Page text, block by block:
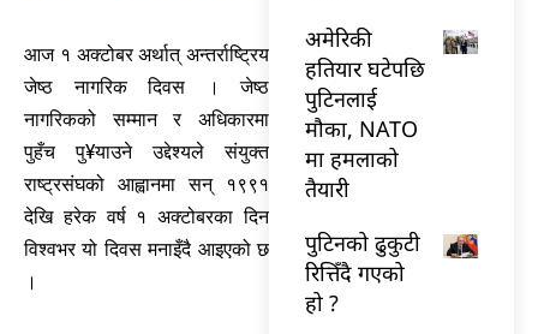
आज १ अक्टोबर अर्थात् अन्तर्राष्ट्रिय
जेष्ठ नागरिक दिवस । जेष्ठ
नागरिकको सम्मान र अधिकारमा
पुहँच पु¥याउने उद्देश्यले संयुक्त
राष्ट्रसंघको आह्वानमा सन् १९९१
देखि हरेक वर्ष १ अक्टोबरका दिन
विश्वभर यो दिवस मनाइँदै आइएको छ
।
अमेरिकी
हतियार घटेपछि
पुटिनलाई
मौका, NATO
मा हमलाको
तैयारी
पुटिनको ढुकुटी
रित्तिँदै गएको
हो ?